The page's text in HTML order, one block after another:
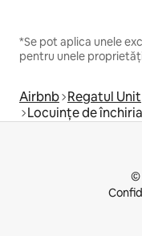
*Se pot aplica unele
pentru unele
Airbnb Regatul Unit
Locuințe de
©